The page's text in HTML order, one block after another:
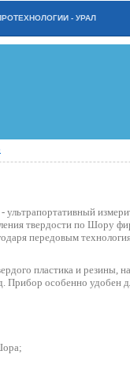
- УРАЛ
- ультрапортативный
твердости по Шору
передовым
пластика и резины,
особенно удобен